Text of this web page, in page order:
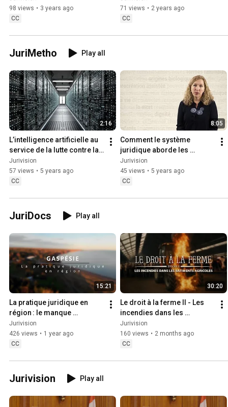
l’État
98 views • 3 years ago
CC
consommateurs
71 views • 2 years ago
CC
JuriMetho Play all
2:16
L’intelligence artificielle au
service de la lutte contre la
pandémie au Sénégal et au
Mali
Jurivision
57 views • 5 years ago
CC
8:05
Comment le système
juridique aborde les
questions sociales
concernant la vie et la mort
Jurivision
45 views • 5 years ago
CC
JuriDocs Play all
15:21
La pratique juridique en
région : le manque
d’avocats en Gaspésie
Jurivision
426 views • 1 year ago
CC
30:20
Le droit à la ferme II - Les
incendies dans les
bâtiments agricoles au
Québec - Film Complet
Jurivision
160 views • 2 months ago
CC
Jurivision Play all